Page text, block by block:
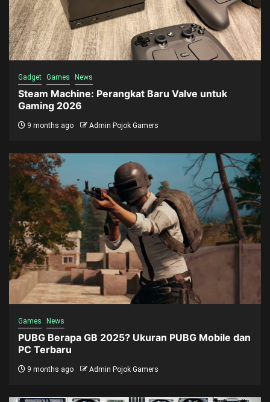
Gadget Games News
Steam Machine: Perangkat Baru Valve untuk
Gaming 2026
9 months ago Admin Pojok Gamers
Games News
PUBG Berapa GB 2025? Ukuran PUBG Mobile dan
PC Terbaru
9 months ago Admin Pojok Gamers